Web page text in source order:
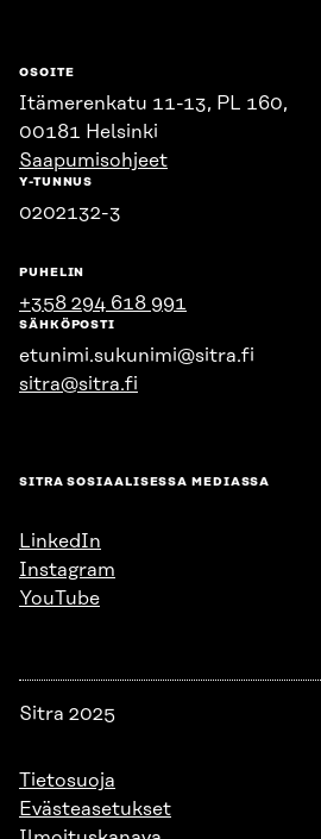
OSOITE
Itämerenkatu 11-13, PL 160,
00181 Helsinki
Saapumisohjeet
Y-TUNNUS
0202132-3
PUHELIN
+358 294 618 991
SÄHKÖPOSTI
etunimi.sukunimi@sitra.fi
sitra@sitra.fi
SITRA SOSIAALISESSA MEDIASSA
LinkedIn
Instagram
YouTube
Sitra 2025
Tietosuoja
Evästeasetukset